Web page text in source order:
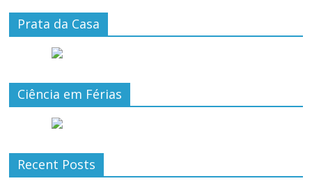
Prata da Casa
Ciência em Férias
Recent Posts